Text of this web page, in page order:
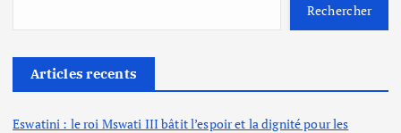
Rechercher
Articles recents
Eswatini : le roi Mswati III bâtit l’espoir et la dignité pour les